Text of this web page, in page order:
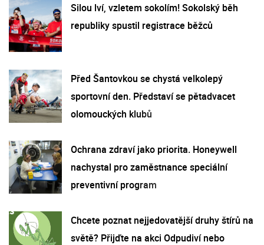
Silou lví, vzletem sokolím! Sokolský běh
republiky spustil registrace běžců
Před Šantovkou se chystá velkolepý
sportovní den. Představí se pětadvacet
olomouckých klubů
Ochrana zdraví jako priorita. Honeywell
nachystal pro zaměstnance speciální
preventivní program
Chcete poznat nejjedovatější druhy štírů na
světě? Přijďte na akci Odpudiví nebo